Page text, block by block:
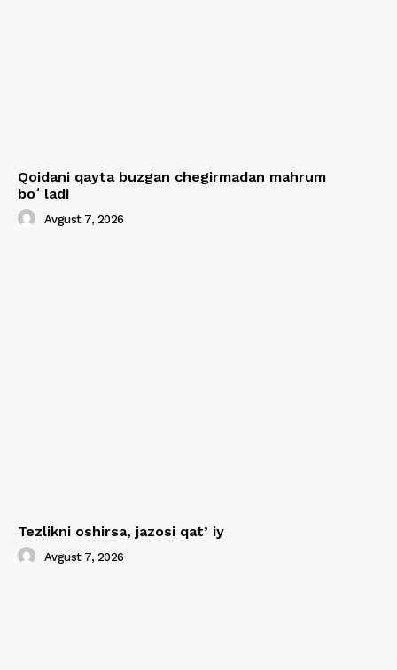
Qoidani qayta buzgan chegirmadan mahrum
boʻladi
Avgust 7, 2026
Tezlikni oshirsa, jazosi qatʼiy
Avgust 7, 2026